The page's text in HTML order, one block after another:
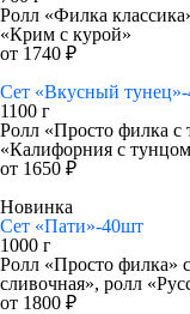
Ролл «Филка
«Крим с курой»
от 1740 ₽
Сет «Вкусный
1100 г
Ролл «Просто филка с
«Калифорния с
от 1650 ₽
Новинка
Сет «Пати»-40шт
1000 г
Ролл «Просто филка»
сливочная», ролл
от 1800 ₽